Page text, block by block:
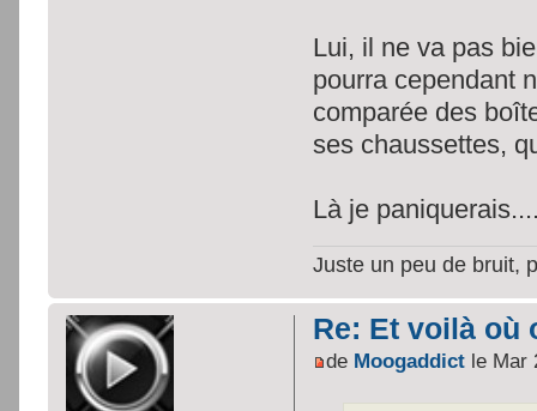
Lui, il ne va pas
pourra cependant
comparée des
ses chaussettes,
Là je
Juste un peu de bruit,
Re: Et voilà où
de Moogaddict le Mar